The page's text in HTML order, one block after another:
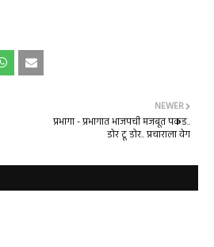
NEWER
प्रभागा - प्रभागात भाजपची मजबूत पकड..
डोर टू डोर.. प्रचाराला वेग